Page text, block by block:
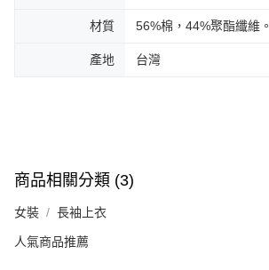
材質 56%棉，44%聚酯纖維。
產地 台灣
商品相關分類 (3)
女裝 長袖上衣
人氣商品推薦